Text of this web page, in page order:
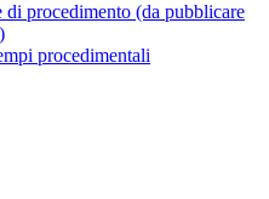
di procedimento (da pubblicare
procedimentali